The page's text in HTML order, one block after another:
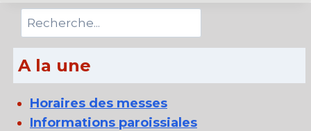
A la une
Horaires des messes
Informations paroissiales